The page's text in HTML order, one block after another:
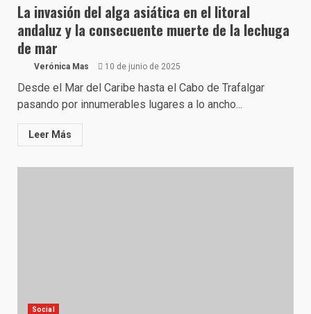
La invasión del alga asiática en el litoral
andaluz y la consecuente muerte de la lechuga
de mar
Verónica Mas 10 de junio de 2025
Desde el Mar del Caribe hasta el Cabo de Trafalgar
pasando por innumerables lugares a lo ancho...
Leer Más
Social